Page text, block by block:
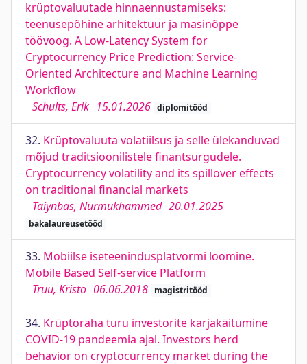
krüptovaluutade hinnaennustamiseks:
teenusepõhine arhitektuur ja masinõppe
töövoog. A Low-Latency System for
Cryptocurrency Price Prediction: Service-
Oriented Architecture and Machine Learning
Workflow
Schults, Erik 15.01.2026 diplomitööd
32. Krüptovaluuta volatiilsus ja selle ülekanduvad
mõjud traditsioonilistele finantsurgudele.
Cryptocurrency volatility and its spillover effects
on traditional financial markets
Taiynbas, Nurmukhammed 20.01.2025
bakalaureusetööd
33. Mobiilse iseteenindusplatvormi loomine.
Mobile Based Self-service Platform
Truu, Kristo 06.06.2018 magistritööd
34. Krüptoraha turu investorite karjakäitumine
COVID-19 pandeemia ajal. Investors herd
behavior on cryptocurrency market during the